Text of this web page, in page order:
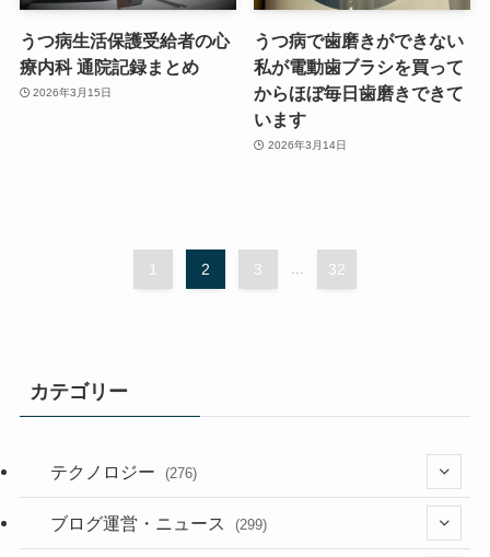
うつ病生活保護受給者の心
療内科 通院記録まとめ
2026年3月15日
うつ病で歯磨きができない
私が電動歯ブラシを買って
からほぼ毎日歯磨きできて
います
2026年3月14日
1 2 3 ... 32
カテゴリー
テクノロジー (276)
(36)
ブログ運営・ニュース (299)